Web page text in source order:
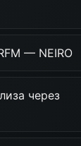
— NEIRO
через